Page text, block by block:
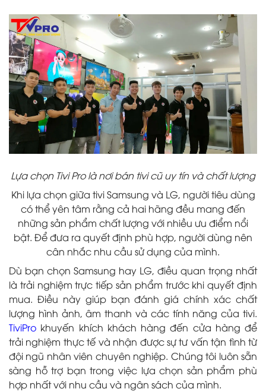
Lựa chọn Tivi Pro là nơi bán tivi cũ uy tín và chất lượng
Khi lựa chọn giữa tivi Samsung và LG, người tiêu dùng
có thể yên tâm rằng cả hai hãng đều mang đến
những sản phẩm chất lượng với nhiều ưu điểm nổi
bật. Để đưa ra quyết định phù hợp, người dùng nên
cân nhắc nhu cầu sử dụng của mình.
Dù bạn chọn Samsung hay LG, điều quan trọng nhất
là trải nghiệm trực tiếp sản phẩm trước khi quyết định
mua. Điều này giúp bạn đánh giá chính xác chất
lượng hình ảnh, âm thanh và các tính năng của tivi.
TiviPro khuyến khích khách hàng đến cửa hàng để
trải nghiệm thực tế và nhận được sự tư vấn tận tình từ
đội ngũ nhân viên chuyên nghiệp. Chúng tôi luôn sẵn
sàng hỗ trợ bạn trong việc lựa chọn sản phẩm phù
hợp nhất với nhu cầu và ngân sách của mình.